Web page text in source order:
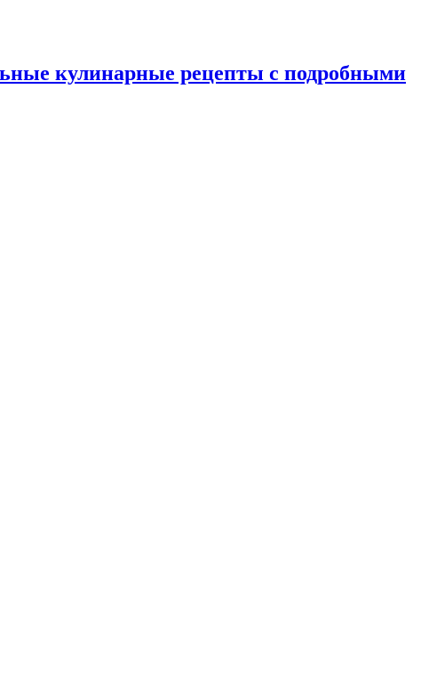
кулинарные рецепты с подробными